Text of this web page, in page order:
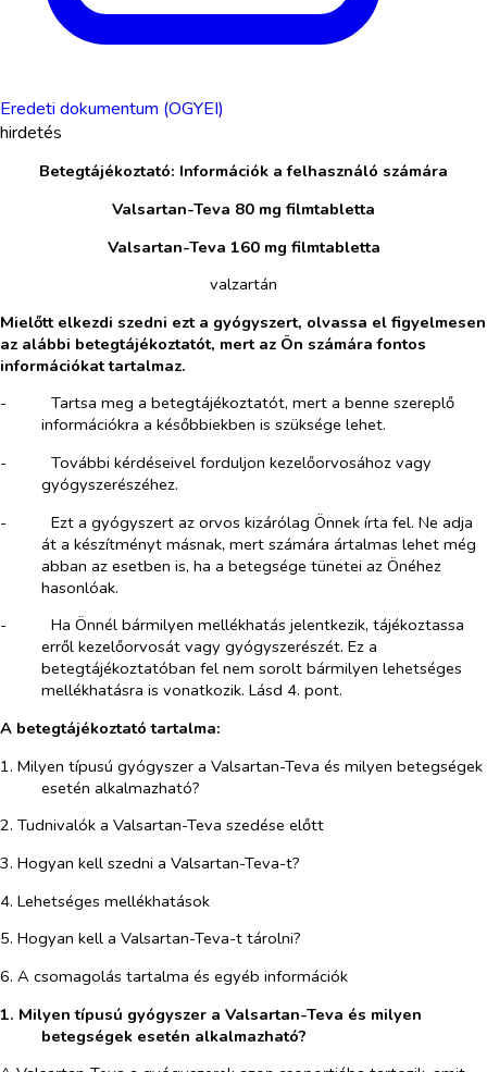
Eredeti dokumentum (OGYEI)
hirdetés
Betegtájékoztató: Információk a felhasználó számára
Valsartan-Teva 80 mg filmtabletta
Valsartan-Teva 160 mg filmtabletta
valzartán
Mielőtt elkezdi szedni ezt a gyógyszert, olvassa el figyelmesen
az alábbi betegtájékoztatót, mert az Ön számára fontos
információkat tartalmaz.
-​
Tartsa meg a betegtájékoztatót, mert a benne szereplő
információkra a későbbiekben is szüksége lehet.
-​
További kérdéseivel forduljon kezelőorvosához vagy
gyógyszerészéhez.
-​
Ezt a gyógyszert az orvos kizárólag Önnek írta fel. Ne adja
át a készítményt másnak, mert számára ártalmas lehet még
abban az esetben is, ha a betegsége tünetei az Önéhez
hasonlóak.
-​
Ha Önnél bármilyen mellékhatás jelentkezik, tájékoztassa
erről kezelőorvosát vagy gyógyszerészét. Ez a
betegtájékoztatóban fel nem sorolt bármilyen lehetséges
mellékhatásra is vonatkozik. Lásd 4. pont.
A betegtájékoztató tartalma:
1. Milyen típusú gyógyszer a Valsartan-Teva és milyen betegségek
esetén alkalmazható?
2. Tudnivalók a Valsartan-Teva szedése előtt
3. Hogyan kell szedni a Valsartan-Teva-t?
4. Lehetséges mellékhatások
5. Hogyan kell a Valsartan-Teva-t tárolni?
6. A csomagolás tartalma és egyéb információk
1. Milyen típusú gyógyszer a Valsartan-Teva és milyen
betegségek esetén alkalmazható?